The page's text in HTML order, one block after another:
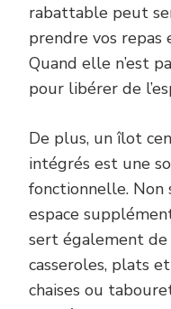
rabattable peut
prendre vos repas
Quand elle n’est
pour libérer de
De plus, un îlot
intégrés est une
fonctionnelle.
espace
sert également
casseroles, plats
chaises ou